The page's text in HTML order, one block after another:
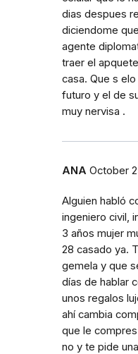
dias despues
diciendome
agente
traer el
casa. Que s
futuro y el de
muy nervisa .
ANA October
Alguien habló
ingeniero civil,
3 años mujer
28 casado ya.
gemela y que
días de hablar
unos regalos
ahí cambia
que le
no y te pide